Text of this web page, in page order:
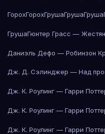
ГорохГорохГрушаГрушаГруша
ГрушаГюнтер Грасс —
Даниэль Дефо — Робинзон
Дж. Д. Сэлинджер — Над
Дж. К. Роулинг — Гарри
Дж. К. Роулинг — Гарри
Дж. К. Роулинг — Гарри